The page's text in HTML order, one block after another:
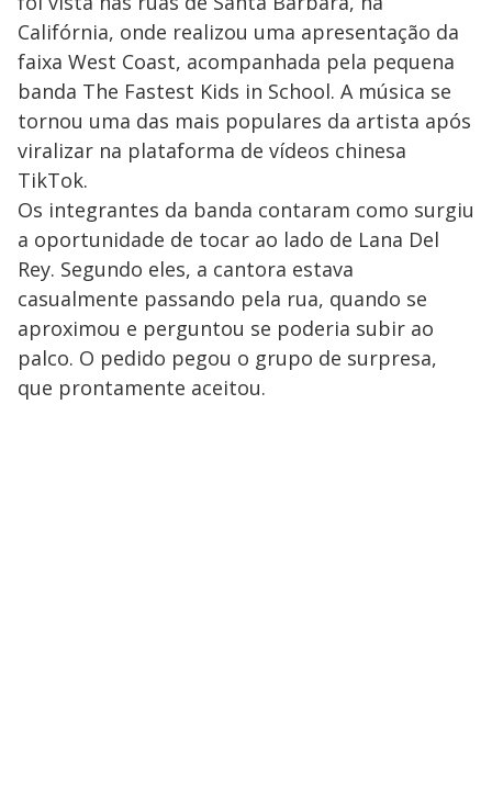
Califórnia, onde realizou uma apresentação da
faixa West Coast, acompanhada pela pequena
banda The Fastest Kids in School. A música se
tornou uma das mais populares da artista após
viralizar na plataforma de vídeos chinesa
TikTok.
Os integrantes da banda contaram como surgiu
a oportunidade de tocar ao lado de Lana Del
Rey. Segundo eles, a cantora estava
casualmente passando pela rua, quando se
aproximou e perguntou se poderia subir ao
palco. O pedido pegou o grupo de surpresa,
que prontamente aceitou.